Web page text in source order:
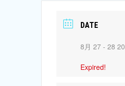
DATE
8月 27 - 28
Expired!